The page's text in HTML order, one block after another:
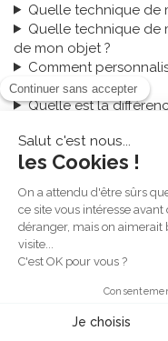
Quelle technique de
Quelle technique de
de mon objet ?
Comment
petit budget ?
Quelle est la
Un doute sur la
projet ?
Partagez-nous votre
équipe vous
marquage la plus adaptée.
Demander conseil